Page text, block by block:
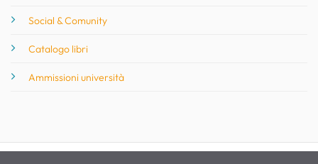
Social & Comunity
Catalogo libri
Ammissioni università